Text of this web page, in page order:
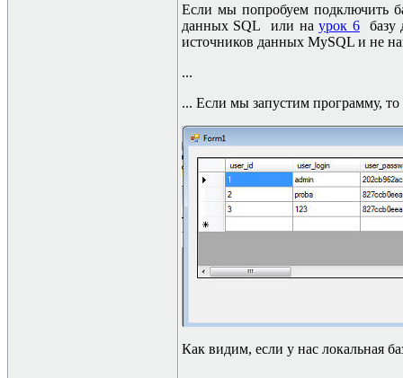
Если мы попробуем подключить
данных SQL или наурок 6базу
источников данных MySQL и не
...
... Если мы запустим программу,
Как видим, если у нас локальная